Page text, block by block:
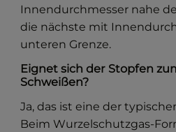
Innendurchmesser nahe
die nächste mit
unteren Grenze.
Eignet sich der Stopfen
Schweißen?
Ja, das ist eine der
Beim Wurzelschutzgas-